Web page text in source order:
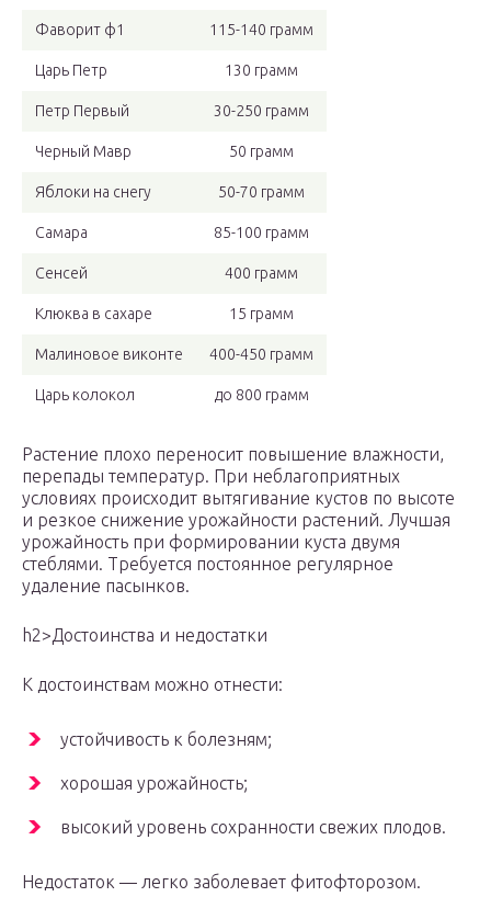
Фаворит ф1 115-140 грамм
Царь Петр 130 грамм
Петр Первый 30-250 грамм
Черный Мавр 50 грамм
Яблоки на снегу 50-70 грамм
Самара 85-100 грамм
Сенсей 400 грамм
Клюква в сахаре 15 грамм
Малиновое виконте 400-450 грамм
Царь колокол до 800 грамм
Растение плохо переносит повышение влажности,
перепады температур. При неблагоприятных
условиях происходит вытягивание кустов по высоте
и резкое снижение урожайности растений. Лучшая
урожайность при формировании куста двумя
стеблями. Требуется постоянное регулярное
удаление пасынков.
h2>Достоинства и недостатки
К достоинствам можно отнести:
устойчивость к болезням;
хорошая урожайность;
высокий уровень сохранности свежих плодов.
Недостаток — легко заболевает фитофторозом.